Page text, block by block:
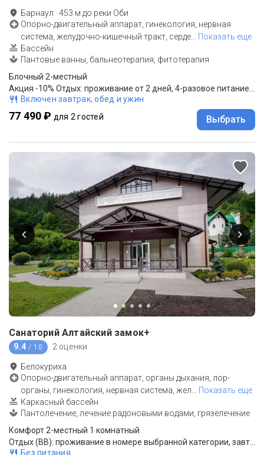
Барнаул ·453 м до реки Оби
Опорно-двигательный аппарат, гинекология, нервная
система, желудочно-кишечный тракт, серде… Показать еще
Бассейн
Пантовые ванны, бальнеотерапия, фитотерапия
Блочный 2-местный
Акция -10% Отдых: проживание от 2 дней, 4-разовое питание "меню-заказ"
Включен завтрак, обед и ужин
77 490 ₽ для 2 гостей Выбрать
Санаторий Алтайский замок+
9.4 / 10 2 оценки
Белокуриха
Опорно-двигательный аппарат, органы дыхания, лор-
органы, гинекология, нервная система, жел
Показать еще
Каркасный бассейн
Пантолечение, лечение радоновыми водами, грязелечение
Комфорт 2-местный 1 комнатный
Без питания